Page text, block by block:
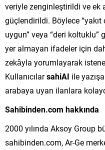
veriyle zenginleştirildi ve ek
güçlendirildi. Böylece “yakıt
uygun” veya “deri
yer almayan ifadeler için
zekâyla yorumlayarak
KullanıcılarsahiAI ile
arabaya uyan ilanlara
Sahibinden.com hakkında
2000 yılında Aksoy Group
sahibinden.com, Ar-Ge